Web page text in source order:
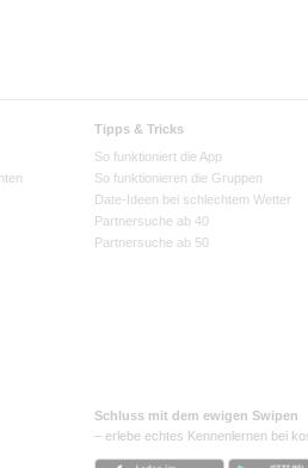
Tipps & Tricks
So funktioniert die App
So funktionieren die Gruppen
Date-Ideen bei schlechtem Wetter
Partnersuche ab 40
Partnersuche ab 50
Schluss mit dem ewigen Swipen
– erlebe echtes Kennenlernen bei